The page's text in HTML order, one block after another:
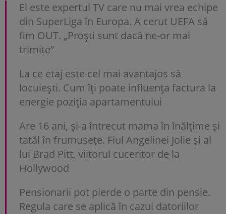
El este expertul TV care nu mai vrea echipe
din SuperLiga în Europa. A cerut UEFA să
fim OUT. „Proști sunt dacă ne-or mai
trimite”
La ce etaj este cel mai avantajos să
locuiești. Cum îți poate influența factura la
energie poziția apartamentului
Are 16 ani, și-a întrecut mama în înălțime și
tatăl în frumusețe. Fiul Angelinei Jolie și al
lui Brad Pitt, viitorul cuceritor de la
Hollywood
Pensionarii pot pierde o parte din pensie.
Regula care se aplică în cazul datoriilor